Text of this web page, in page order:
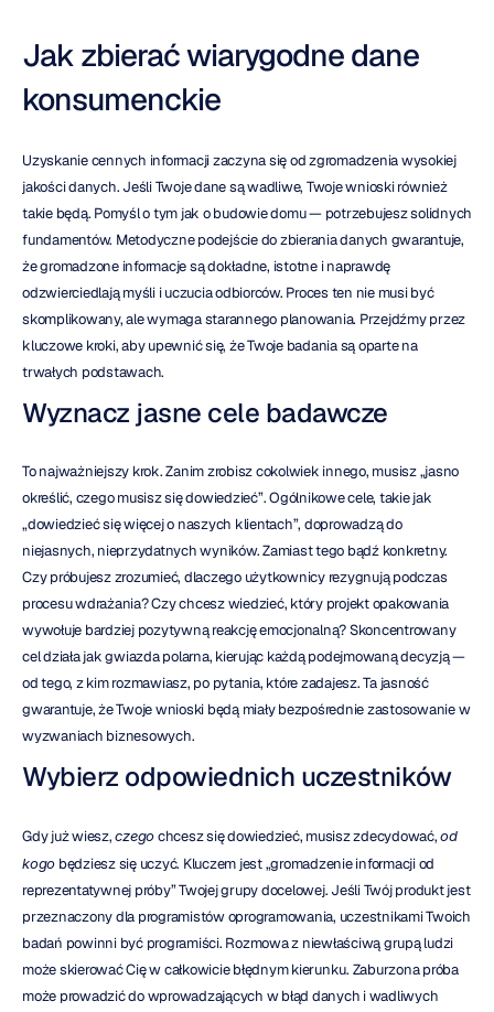
Jak zbierać wiarygodne dane
konsumenckie
Uzyskanie cennych informacji zaczyna się od zgromadzenia wysokiej
jakości danych. Jeśli Twoje dane są wadliwe, Twoje wnioski również
takie będą. Pomyśl o tym jak o budowie domu — potrzebujesz solidnych
fundamentów. Metodyczne podejście do zbierania danych gwarantuje,
że gromadzone informacje są dokładne, istotne i naprawdę
odzwierciedlają myśli i uczucia odbiorców. Proces ten nie musi być
skomplikowany, ale wymaga starannego planowania. Przejdźmy przez
kluczowe kroki, aby upewnić się, że Twoje badania są oparte na
trwałych podstawach.
Wyznacz jasne cele badawcze
To najważniejszy krok. Zanim zrobisz cokolwiek innego, musisz „jasno
określić, czego musisz się dowiedzieć”. Ogólnikowe cele, takie jak
„dowiedzieć się więcej o naszych klientach”, doprowadzą do
niejasnych, nieprzydatnych wyników. Zamiast tego bądź konkretny.
Czy próbujesz zrozumieć, dlaczego użytkownicy rezygnują podczas
procesu wdrażania? Czy chcesz wiedzieć, który projekt opakowania
wywołuje bardziej pozytywną reakcję emocjonalną? Skoncentrowany
cel działa jak gwiazda polarna, kierując każdą podejmowaną decyzją —
od tego, z kim rozmawiasz, po pytania, które zadajesz. Ta jasność
gwarantuje, że Twoje wnioski będą miały bezpośrednie zastosowanie w
wyzwaniach biznesowych.
Wybierz odpowiednich uczestników
Gdy już wiesz, czego chcesz się dowiedzieć, musisz zdecydować, od
kogo będziesz się uczyć. Kluczem jest „gromadzenie informacji od
reprezentatywnej próby” Twojej grupy docelowej. Jeśli Twój produkt jest
przeznaczony dla programistów oprogramowania, uczestnikami Twoich
badań powinni być programiści. Rozmowa z niewłaściwą grupą ludzi
może skierować Cię w całkowicie błędnym kierunku. Zaburzona próba
może prowadzić do wprowadzających w błąd danych i wadliwych